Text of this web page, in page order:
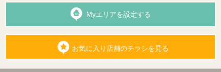
Myエリアを設定する
お気に入り店舗のチラシを見る